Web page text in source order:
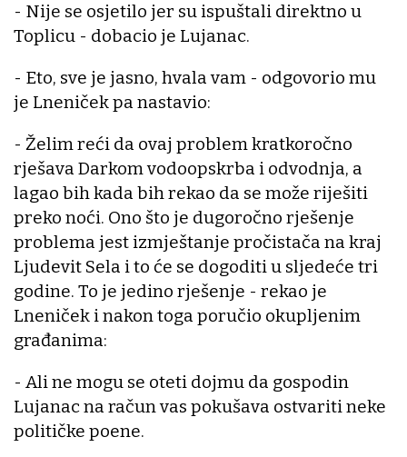
- Nije se osjetilo jer su ispuštali direktno u
Toplicu - dobacio je Lujanac.
- Eto, sve je jasno, hvala vam - odgovorio mu
je Lneniček pa nastavio:
- Želim reći da ovaj problem kratkoročno
rješava Darkom vodoopskrba i odvodnja, a
lagao bih kada bih rekao da se može riješiti
preko noći. Ono što je dugoročno rješenje
problema jest izmještanje pročistača na kraj
Ljudevit Sela i to će se dogoditi u sljedeće tri
godine. To je jedino rješenje - rekao je
Lneniček i nakon toga poručio okupljenim
građanima:
- Ali ne mogu se oteti dojmu da gospodin
Lujanac na račun vas pokušava ostvariti neke
političke poene.